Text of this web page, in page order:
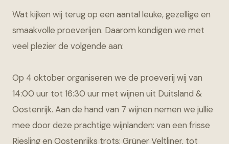
Wat kijken wij terug op een aantal leuke, gezellige en
smaakvolle proeverijen. Daarom kondigen we met
veel plezier de volgende aan:
Op 4 oktober organiseren we de proeverij wij van
14:00 uur tot 16:30 uur met wijnen uit Duitsland &
Oostenrijk. Aan de hand van 7 wijnen nemen we jullie
mee door deze prachtige wijnlanden: van een frisse
Riesling en Oostenrijks trots; Grüner Veltliner, tot